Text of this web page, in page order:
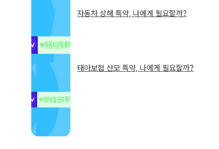
자동차 상해 특약, 나에게 필요할까?
태아보험 산모 특약, 나에게 필요할까?